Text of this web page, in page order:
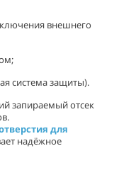
внешнего
система защиты).
запираемый отсек
для
надёжное